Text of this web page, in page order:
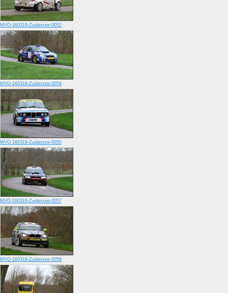
MVO-160319-Zuiderzee-0052
MVO-160319-Zuiderzee-0054
MVO-160319-Zuiderzee-0055
MVO-160319-Zuiderzee-0057
MVO-160319-Zuiderzee-0058